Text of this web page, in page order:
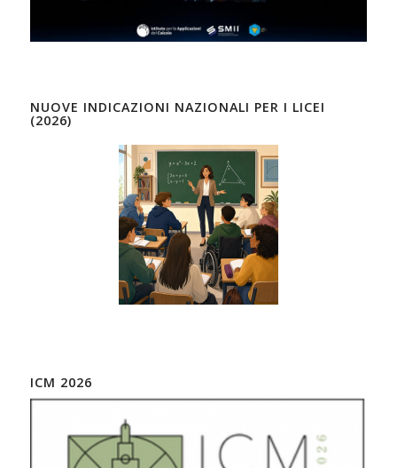
NUOVE INDICAZIONI NAZIONALI PER I LICEI
(2026)
ICM 2026